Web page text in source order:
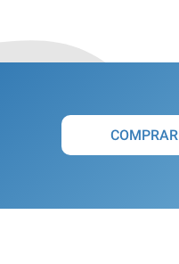
COMPRAR